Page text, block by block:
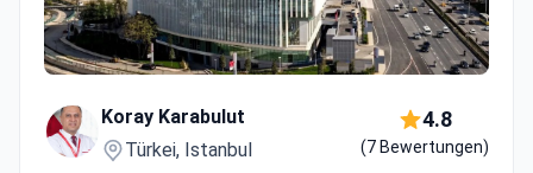
Koray Karabulut
Türkei, Istanbul
4.8
(7 Bewertungen)